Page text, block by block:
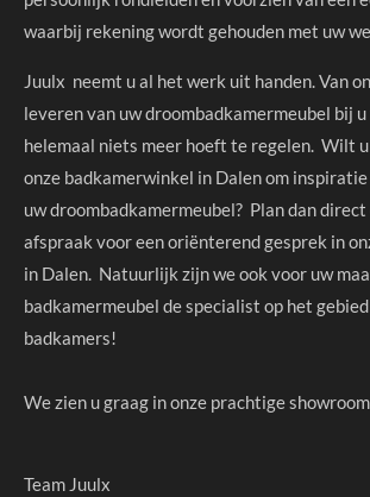
waarbij rekening wordt gehouden met uw
Juulx neemt u al het werk uit handen. Van
leveren van uw droombadkamermeubel bij
helemaal niets meer hoeft te regelen. Wilt
onze badkamerwinkel in Dalen om
uw droombadkamermeubel? Plan dan
afspraak voor een oriënterend gesprek in
in Dalen. Natuurlijk zijn we ook voor uw
badkamermeubel de specialist op het
badkamers!
We zien u graag in onze prachtige
Team Juulx